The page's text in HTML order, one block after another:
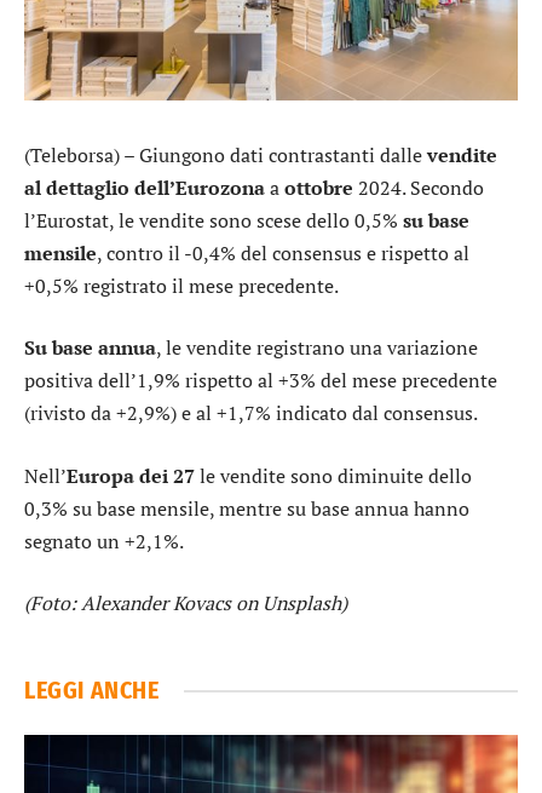
(Teleborsa) – Giungono dati contrastanti dallevendite
al dettaglio dell’Eurozonaaottobre 2024. Secondo
l’Eurostat, le vendite sono scese dello 0,5% su base
mensile, contro il -0,4% del consensus e rispetto al
+0,5% registrato il mese precedente.
Su base annua, le vendite registrano una variazione
positiva dell’1,9% rispetto al +3% del mese precedente
(rivisto da +2,9%) e al +1,7% indicato dal consensus.
Nell’Europa dei 27le vendite sono diminuite dello
0,3% su base mensile, mentre su base annua hanno
segnato un +2,1%.
(Foto: Alexander Kovacs on Unsplash)
LEGGI ANCHE